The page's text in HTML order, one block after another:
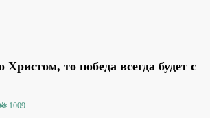
Христом, то победа всегда будет с
1009